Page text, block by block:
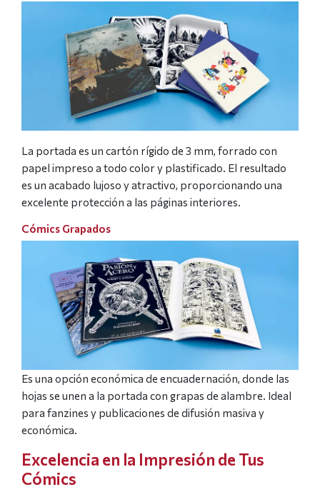
La portada es un cartón rígido de 3 mm, forrado con
papel impreso a todo color y plastificado. El resultado
es un acabado lujoso y atractivo, proporcionando una
excelente protección a las páginas interiores.
Cómics Grapados
Es una opción económica de encuadernación, donde las
hojas se unen a la portada con grapas de alambre. Ideal
para fanzines y publicaciones de difusión masiva y
económica.
Excelencia en la Impresión de Tus
Cómics